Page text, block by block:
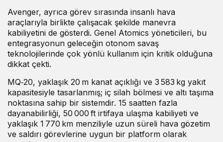
Avenger, ayrıca görev sırasında insanlı hava
araçlarıyla birlikte çalışacak şekilde manevra
kabiliyetini de gösterdi. Genel Atomics yöneticileri, bu
entegrasyonun geleceğin otonom savaş
teknolojilerinde çok yönlü kullanım için kritik olduğuna
dikkat çekti.
MQ‑20, yaklaşık 20 m kanat açıklığı ve 3 583 kg yakıt
kapasitesiyle tasarlanmış; iç silah bölmesi ve altı taşıma
noktasına sahip bir sistemdir. 15 saatten fazla
dayanabilirliği, 50 000 ft irtifaya ulaşma kabiliyeti ve
yaklaşık 1 770 km menziliyle uzun süreli hava gözetim
ve saldırı görevlerine uygun bir platform olarak